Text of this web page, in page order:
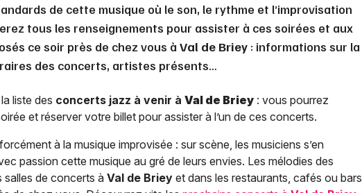
de cette musique où le son, le rythme et l’improvisation
tous les renseignements pour assister à ces soirées et aux
ce soir près de chez vous à Val de Briey : informations sur la
des concerts, artistes présents…
liste des concerts jazz à venir à Val de Briey : vous pourrez
et réserver votre billet pour assister à l’un de ces concerts.
à la musique improvisée : sur scène, les musiciens s’en
passion cette musique au gré de leurs envies. Les mélodies des
salles de concerts à Val de Briey et dans les restaurants, cafés ou bars